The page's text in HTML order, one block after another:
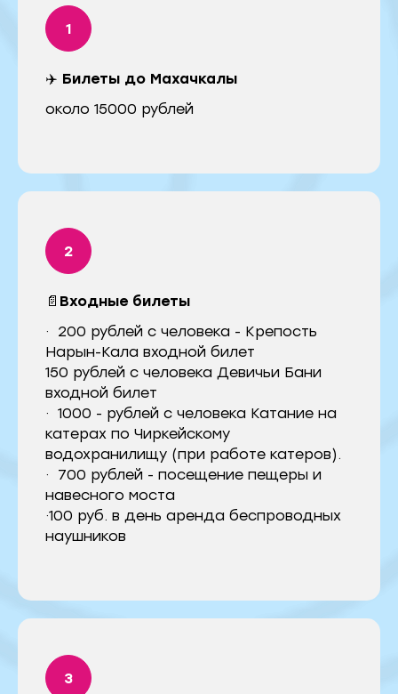
✈️ Билеты до Махачкалы
около 15000 рублей
📄Входные билеты
· 200 рублей с человека - Крепость
Нарын-Кала входной билет
150 рублей с человека Девичьи Бани
входной билет
· 1000 - рублей с человека Катание на
катерах по Чиркейскому
водохранилищу (при работе катеров).
· 700 рублей - посещение пещеры и
навесного моста
·100 руб. в день аренда беспроводных
наушников
и вернем назад в целости
и сохранности